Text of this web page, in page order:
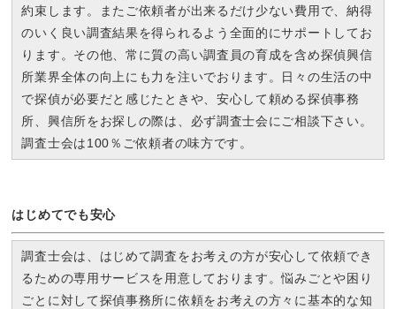
約束します。またご依頼者が出来るだけ少ない費用で、納得
のいく良い調査結果を得られるよう全面的にサポートしてお
ります。その他、常に質の高い調査員の育成を含め探偵興信
所業界全体の向上にも力を注いでおります。日々の生活の中
で探偵が必要だと感じたときや、安心して頼める探偵事務
所、興信所をお探しの際は、必ず調査士会にご相談下さい。
調査士会は100％ご依頼者の味方です。
はじめてでも安心
調査士会は、はじめて調査をお考えの方が安心して依頼でき
るための専用サービスを用意しております。悩みごとや困り
ごとに対して探偵事務所に依頼をお考えの方々に基本的な知